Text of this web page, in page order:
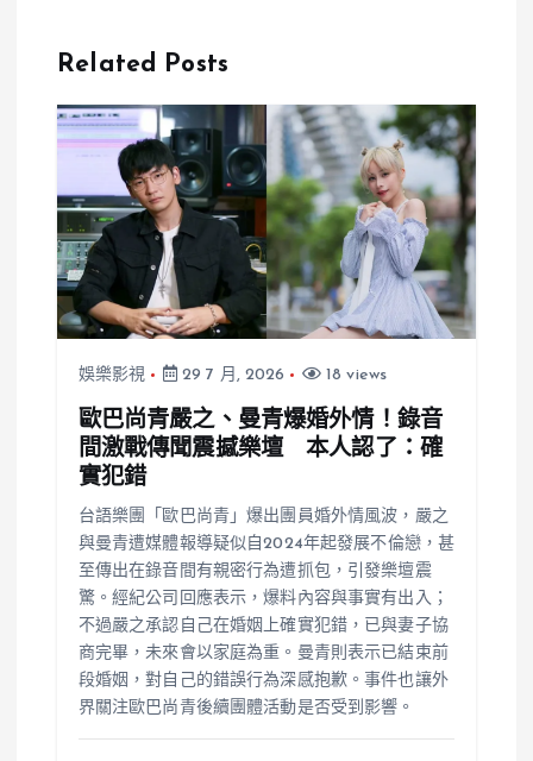
門」！糗態影
Related Posts
娛樂影視 29 7 月, 2026 18 views
歐巴尚青嚴之、曼青爆婚外情！錄音
間激戰傳聞震撼樂壇 本人認了：確
實犯錯
台語樂團「歐巴尚青」爆出團員婚外情風波，嚴之
與曼青遭媒體報導疑似自2024年起發展不倫戀，甚
至傳出在錄音間有親密行為遭抓包，引發樂壇震
驚。經紀公司回應表示，爆料內容與事實有出入；
不過嚴之承認自己在婚姻上確實犯錯，已與妻子協
商完畢，未來會以家庭為重。曼青則表示已結束前
段婚姻，對自己的錯誤行為深感抱歉。事件也讓外
界關注歐巴尚青後續團體活動是否受到影響。